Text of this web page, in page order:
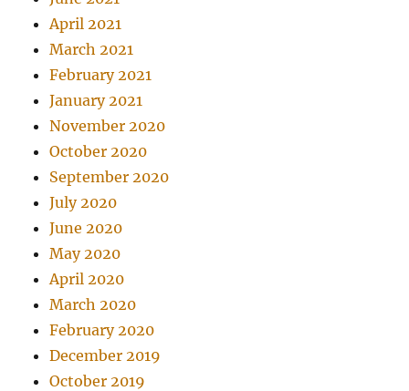
April 2021
March 2021
February 2021
January 2021
November 2020
October 2020
September 2020
July 2020
June 2020
May 2020
April 2020
March 2020
February 2020
December 2019
October 2019